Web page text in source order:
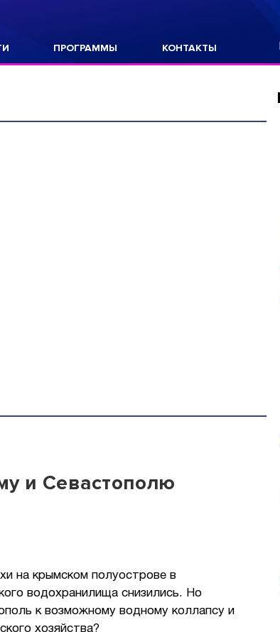
ПРОГРАММЫ КОНТАКТЫ
и Севастополю
на крымском полуострове в
водохранилища снизились. Но
к возможному водному коллапсу и
хозяйства?